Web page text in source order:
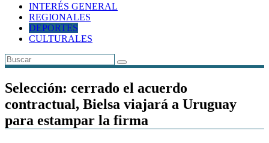
INTERÉS GENERAL
REGIONALES
DEPORTES
CULTURALES
Selección: cerrado el acuerdo
contractual, Bielsa viajará a Uruguay
para estampar la firma